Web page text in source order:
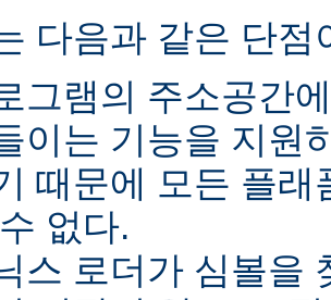
다음과 같은 단점
그램의 주소공간
이는 기능을 지원
때문에 모든 플
없다.
스 로더가 심볼을